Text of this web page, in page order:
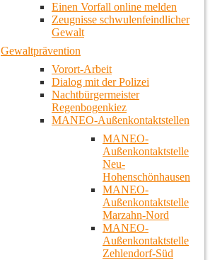
Einen Vorfall online melden
Zeugnisse schwulenfeindlicher
Gewalt
Gewaltprävention
Vorort-Arbeit
Dialog mit der Polizei
Nachtbürgermeister
Regenbogenkiez
MANEO-Außenkontaktstellen
MANEO-
Außenkontaktstelle
Neu-
Hohenschönhausen
MANEO-
Außenkontaktstelle
Marzahn-Nord
MANEO-
Außenkontaktstelle
Zehlendorf-Süd